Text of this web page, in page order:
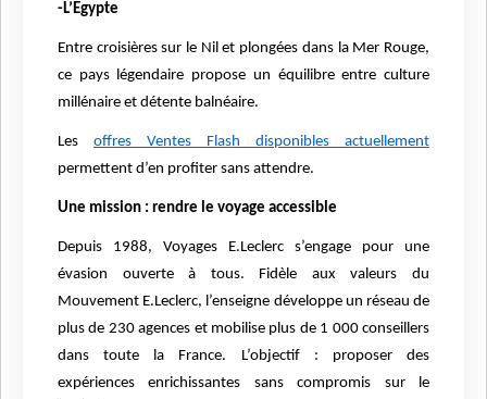
-L’Egypte
Entre croisières sur le Nil et plongées dans la Mer Rouge,
ce pays légendaire propose un équilibre entre culture
millénaire et détente balnéaire.
Les offres Ventes Flash disponibles actuellement
permettent d’en profiter sans attendre.
Une mission : rendre le voyage accessible
Depuis 1988, Voyages E.Leclerc s’engage pour une
évasion ouverte à tous. Fidèle aux valeurs du
Mouvement E.Leclerc, l’enseigne développe un réseau de
plus de 230 agences et mobilise plus de 1 000 conseillers
dans toute la France. L’objectif : proposer des
expériences enrichissantes sans compromis sur le